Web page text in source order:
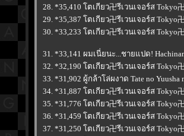
28. *35,410 โตเกียว卍รีเวนเจอร์ส Tokyo
29. *35,387 โตเกียว卍รีเวนเจอร์ส Tokyo
30. *33,233 โตเกียว卍รีเวนเจอร์ส Tokyo
31. *33,141 ผมเนี่ยนะ...ชายแปด! Hachinan
32. *32,190 โตเกียว卍รีเวนเจอร์ส Tokyo
33. *31,902 ผู้กล้าโล่ผงาด Tate no Yuusha
34. *31,887 โตเกียว卍รีเวนเจอร์ส Tokyo
35. *31,776 โตเกียว卍รีเวนเจอร์ส Tokyo
36. *31,459 โตเกียว卍รีเวนเจอร์ส Tokyo
37. *31,250 โตเกียว卍รีเวนเจอร์ส Tokyo